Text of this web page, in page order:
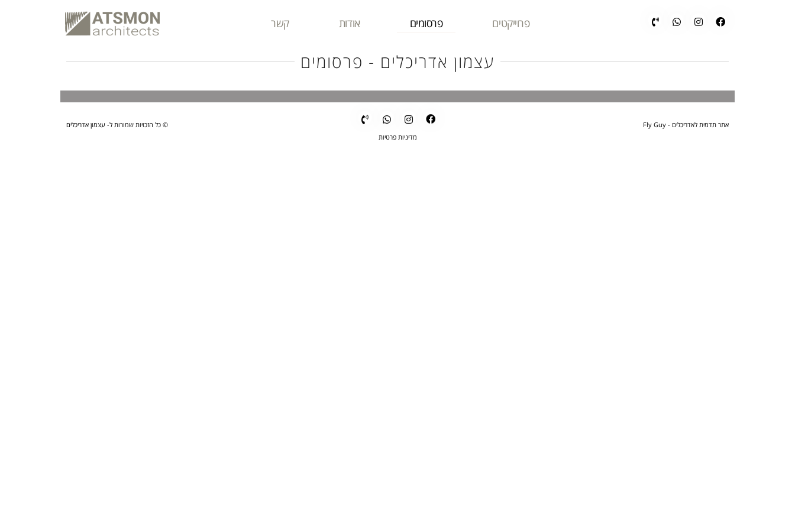
פרוייקטים פרסומים אודות קשר
עצמון אדריכלים - פרסומים
אתר תדמית לאדריכלים - Fly Guy
מדיניות פרטיות
© כל הזכויות שמורות ל- עצמון אדריכלים